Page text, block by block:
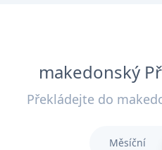
makedonský
Překládejte do
Měsíční